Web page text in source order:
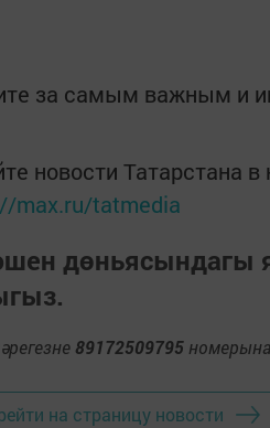
за самым важным и
новости Татарстана
max.ru/tatmedia
дөньясындагы
89172509795
на страницу новости